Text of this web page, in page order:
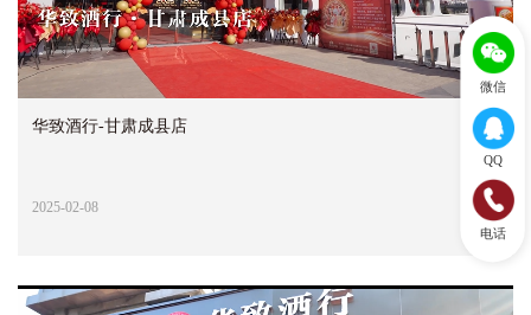
华致酒行-甘肃成县店
2025-02-08
微信
QQ
电话